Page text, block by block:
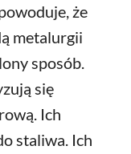
że
metalurgii
sposób.
się
Ich
staliwa. Ich